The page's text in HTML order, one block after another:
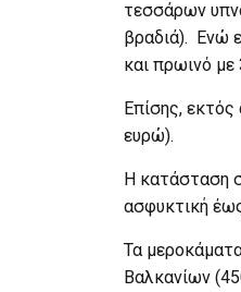
τεσσάρων
βραδιά). Ενώ
και πρωινό
Επίσης,
ευρώ).
Η κατάσταση
ασφυκτική
Τα
Βαλκανίων